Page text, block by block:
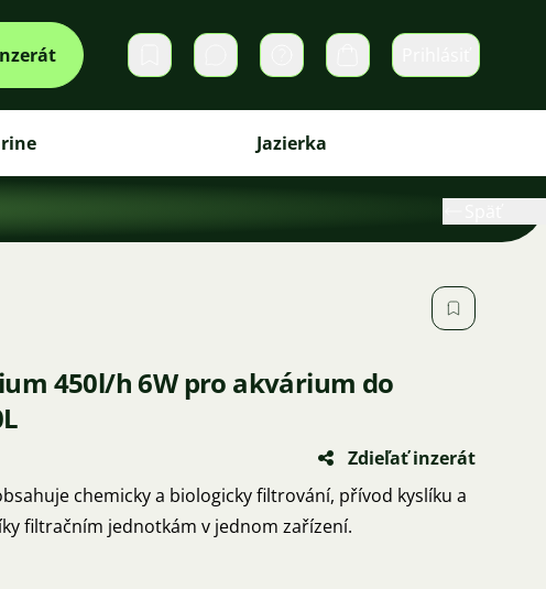
Súkromné správy Košík
Jazierka
450l/h 6W pro akvárium do
Zdieľať inzerát
a biologicky filtrování, přívod kyslíku a
filtračním jednotkám v jednom zařízení.